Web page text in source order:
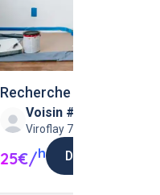
Recherche bricoles
Voisin #69798
Viroflay 78220
25€/h Demander ce